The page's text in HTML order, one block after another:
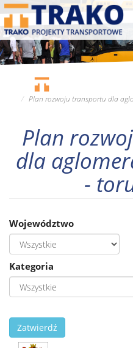
Przejdź
treści
Plan rozwoju transportu dla
Plan
dla
-
Województwo
Kategoria
Zatwierdź